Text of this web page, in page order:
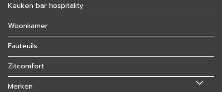
Keuken bar hospitality
Woonkamer
Fauteuils
Zitcomfort
Merken